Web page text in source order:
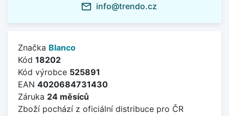
mail_outline info@trendo.cz
Značka Blanco
Kód 18202
Kód výrobce 525891
EAN 4020684731430
Záruka 24 měsíců
Zboží pochází z oficiální distribuce pro ČR